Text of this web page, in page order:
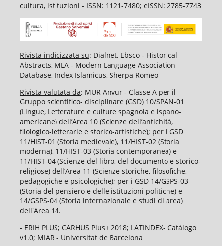
cultura, istituzioni - ISSN: 1121-7480; eISSN: 2785-7743
Rivista indicizzata su: Dialnet, Ebsco - Historical
Abstracts, MLA - Modern Language Association
Database, Index Islamicus, Sherpa Romeo
Rivista valutata da: MUR Anvur - Classe A per il
Gruppo scientifico- disciplinare (GSD) 10/SPAN-01
(Lingue, Letterature e culture spagnola e ispano-
americane) dell’Area 10 (Scienze dell’antichità,
filologico-letterarie e storico-artistiche); per i GSD
11/HIST-01 (Storia medievale), 11/HIST-02 (Storia
moderna), 11/HIST-03 (Storia contemporanea) e
11/HIST-04 (Scienze del libro, del documento e storico-
religiose) dell’Area 11 (Scienze storiche, filosofiche,
pedagogiche e psicologiche); per i GSD 14/GSPS-03
(Storia del pensiero e delle istituzioni politiche) e
14/GSPS-04 (Storia internazionale e studi di area)
dell'Area 14.
- ERIH PLUS; CARHUS Plus+ 2018; LATINDEX- Catálogo
v1.0; MIAR - Universitat de Barcelona